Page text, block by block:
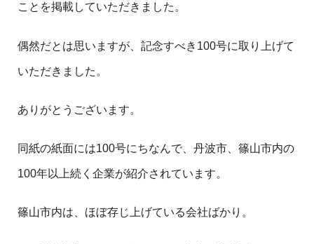
ことを掲載していただきました。
偶然だとは思いますが、記念すべき100号に取り上げて
いただきました。
ありがとうございます。
同紙の紙面には100号にちなんで、丹波市、篠山市内の
100年以上続く企業が紹介されています。
篠山市内は、ほぼ存じ上げている会社ばかり。